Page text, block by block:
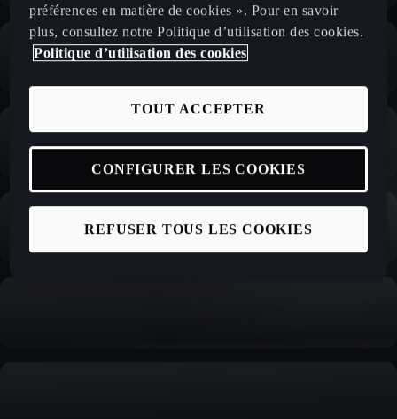
préférences en matière de cookies ». Pour en savoir
plus, consultez notre Politique d’utilisation des cookies.
Politique d’utilisation des cookies
REFUSER TOUS LES COOKIES
TOUT ACCEPTER
CONFIGURER LES COOKIES